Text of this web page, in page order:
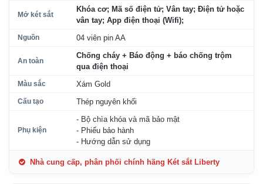
Mở két sắt
Khóa cơ; Mã số điện tử; Vân tay; Điện tử hoặc
vân tay; App điện thoại (Wifi);
Nguồn 04 viên pin AA
An toàn
Chống cháy + Báo động + báo chống trộm
qua điện thoại
Màu sắc Xám Gold
Cấu tạo Thép nguyên khối
Phụ kiện
- Bộ chìa khóa và mã bảo mật
- Phiếu bảo hành
- Hướng dẫn sử dụng
Nhà cung cấp, phân phối chính hãng Két sắt Liberty